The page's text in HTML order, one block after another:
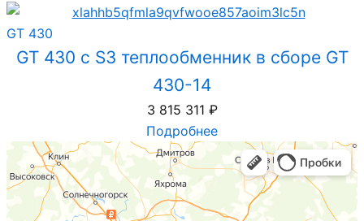
GT 430
GT 430 с S3 теплообменник в сборе GT
430-14
3 815 311 ₽
Подробнее